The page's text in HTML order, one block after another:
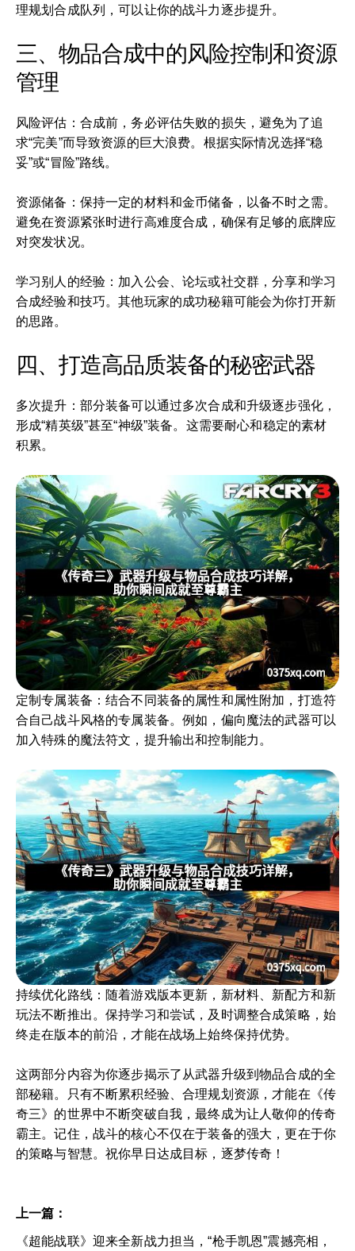
理规划合成队列，可以让你的战斗力逐步提升。
三、物品合成中的风险控制和资源
管理
风险评估：合成前，务必评估失败的损失，避免为了追
求“完美”而导致资源的巨大浪费。根据实际情况选择“稳
妥”或“冒险”路线。
资源储备：保持一定的材料和金币储备，以备不时之需。
避免在资源紧张时进行高难度合成，确保有足够的底牌应
对突发状况。
学习别人的经验：加入公会、论坛或社交群，分享和学习
合成经验和技巧。其他玩家的成功秘籍可能会为你打开新
的思路。
四、打造高品质装备的秘密武器
多次提升：部分装备可以通过多次合成和升级逐步强化，
形成“精英级”甚至“神级”装备。这需要耐心和稳定的素材
积累。
定制专属装备：结合不同装备的属性和属性附加，打造符
合自己战斗风格的专属装备。例如，偏向魔法的武器可以
加入特殊的魔法符文，提升输出和控制能力。
持续优化路线：随着游戏版本更新，新材料、新配方和新
玩法不断推出。保持学习和尝试，及时调整合成策略，始
终走在版本的前沿，才能在战场上始终保持优势。
这两部分内容为你逐步揭示了从武器升级到物品合成的全
部秘籍。只有不断累积经验、合理规划资源，才能在《传
奇三》的世界中不断突破自我，最终成为让人敬仰的传奇
霸主。记住，战斗的核心不仅在于装备的强大，更在于你
的策略与智慧。祝你早日达成目标，逐梦传奇！
上一篇：
《超能战联》迎来全新战力担当，“枪手凯恩”震撼亮相，